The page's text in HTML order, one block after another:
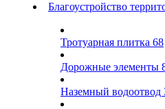
Благоустройство
Тротуарная плитка 68
Дорожные элементы
Наземный водоотвод